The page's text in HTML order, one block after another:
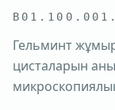
Гельминт
цисталарын